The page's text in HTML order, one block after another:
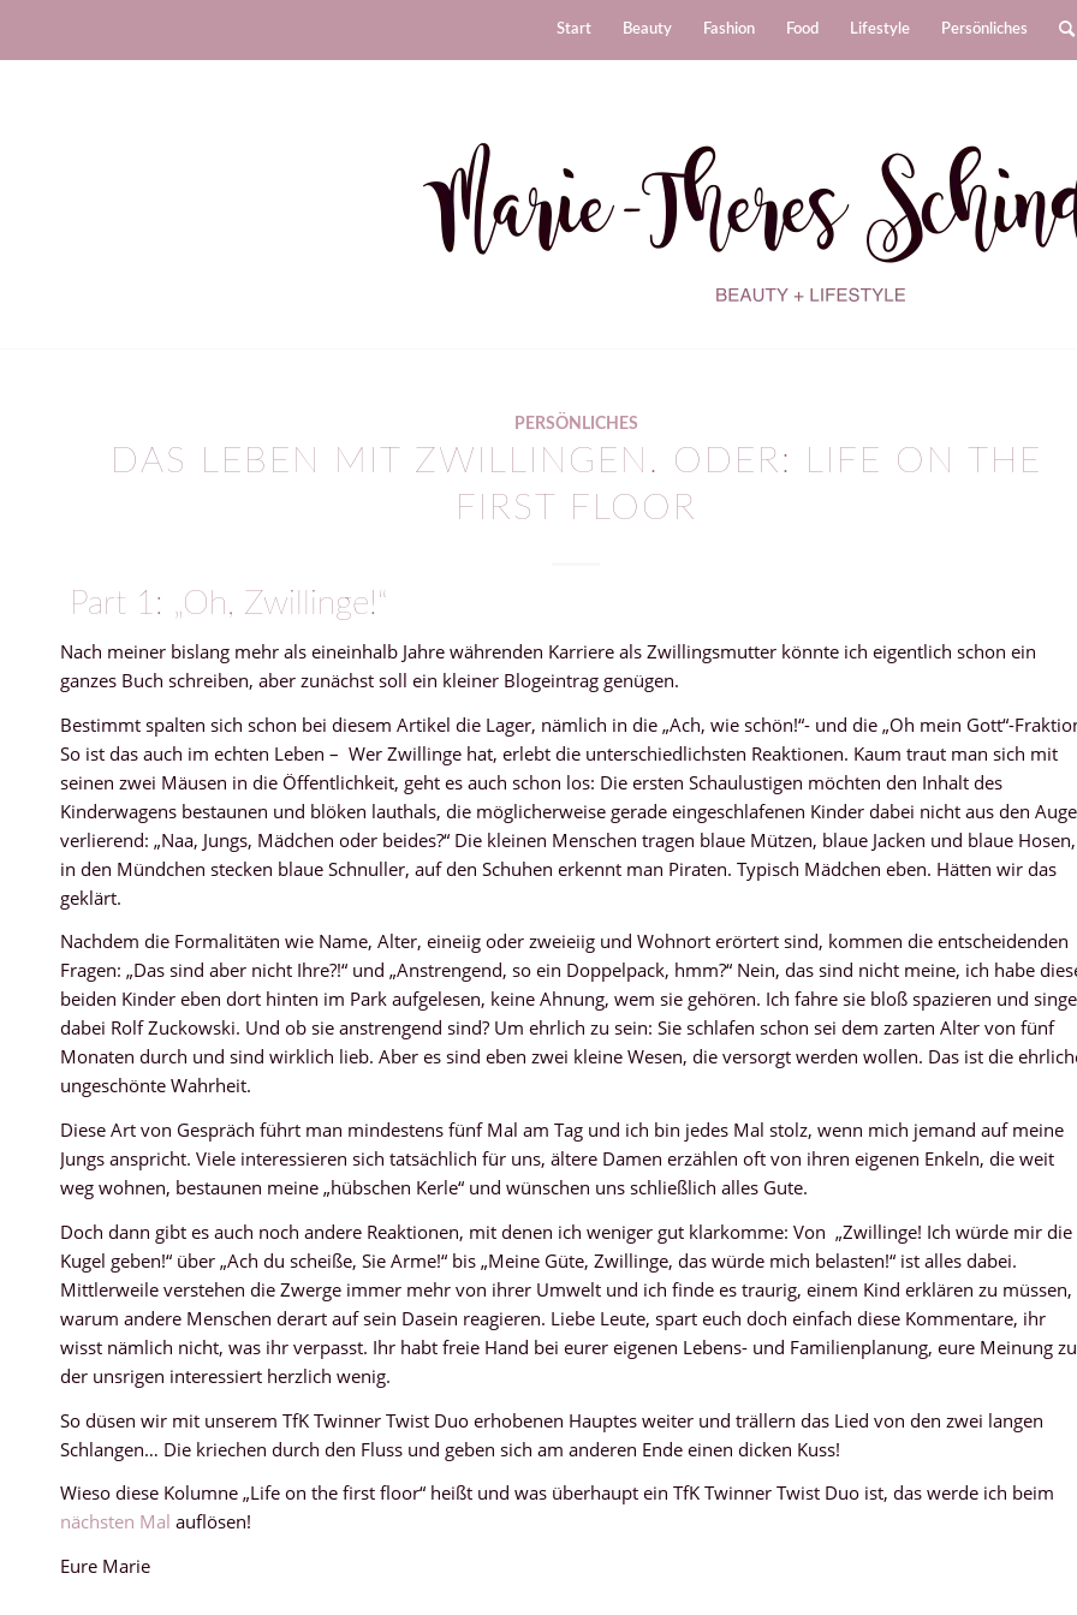
Start Beauty Fashion Food Lifestyle Persönliches
PERSÖNLICHES
DAS LEBEN MIT ZWILLINGEN. ODER: LIFE ON THE
FIRST FLOOR
Part 1: „Oh, Zwillinge!“
Nach meiner bislang mehr als eineinhalb Jahre währenden Karriere als Zwillingsmutter könnte ich eigentlich schon ein
ganzes Buch schreiben, aber zunächst soll ein kleiner Blogeintrag genügen.
Bestimmt spalten sich schon bei diesem Artikel die Lager, nämlich in die „Ach, wie schön!“- und die „Oh mein Gott“-
So ist das auch im echten Leben – Wer Zwillinge hat, erlebt die unterschiedlichsten Reaktionen. Kaum traut man sich mit
seinen zwei Mäusen in die Öffentlichkeit, geht es auch schon los: Die ersten Schaulustigen möchten den Inhalt des
Kinderwagens bestaunen und blöken lauthals, die möglicherweise gerade eingeschlafenen Kinder dabei nicht aus den
verlierend: „Naa, Jungs, Mädchen oder beides?“ Die kleinen Menschen tragen blaue Mützen, blaue Jacken und blaue Hosen,
in den Mündchen stecken blaue Schnuller, auf den Schuhen erkennt man Piraten. Typisch Mädchen eben. Hätten wir das
geklärt.
Nachdem die Formalitäten wie Name, Alter, eineiig oder zweieiig und Wohnort erörtert sind, kommen die entscheidenden
Fragen: „Das sind aber nicht Ihre?!“ und „Anstrengend, so ein Doppelpack, hmm?“ Nein, das sind nicht meine, ich habe
beiden Kinder eben dort hinten im Park aufgelesen, keine Ahnung, wem sie gehören. Ich fahre sie bloß spazieren und singe
dabei Rolf Zuckowski. Und ob sie anstrengend sind? Um ehrlich zu sein: Sie schlafen schon sei dem zarten Alter von fünf
Monaten durch und sind wirklich lieb. Aber es sind eben zwei kleine Wesen, die versorgt werden wollen. Das ist die
ungeschönte Wahrheit.
Diese Art von Gespräch führt man mindestens fünf Mal am Tag und ich bin jedes Mal stolz, wenn mich jemand auf meine
Jungs anspricht. Viele interessieren sich tatsächlich für uns, ältere Damen erzählen oft von ihren eigenen Enkeln, die weit
weg wohnen, bestaunen meine „hübschen Kerle“ und wünschen uns schließlich alles Gute.
Doch dann gibt es auch noch andere Reaktionen, mit denen ich weniger gut klarkomme: Von „Zwillinge! Ich würde mir die
Kugel geben!“ über „Ach du scheiße, Sie Arme!“ bis „Meine Güte, Zwillinge, das würde mich belasten!“ ist alles dabei.
Mittlerweile verstehen die Zwerge immer mehr von ihrer Umwelt und ich finde es traurig, einem Kind erklären zu müssen,
warum andere Menschen derart auf sein Dasein reagieren. Liebe Leute, spart euch doch einfach diese Kommentare, ihr
wisst nämlich nicht, was ihr verpasst. Ihr habt freie Hand bei eurer eigenen Lebens- und Familienplanung, eure Meinung zu
der unsrigen interessiert herzlich wenig.
So düsen wir mit unserem TfK Twinner Twist Duo erhobenen Hauptes weiter und trällern das Lied von den zwei langen
Schlangen… Die kriechen durch den Fluss und geben sich am anderen Ende einen dicken Kuss!
Wieso diese Kolumne „Life on the first floor“ heißt und was überhaupt ein TfK Twinner Twist Duo ist, das werde ich beim
nächsten Mal auflösen!
Eure Marie